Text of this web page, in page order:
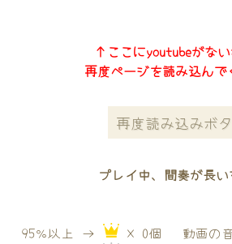
↑ここにyoutubeがな
再度ページを読み込んで
再度読み込みボ
プレイ中、間奏が長
95％以上 →
× 0個
動画の